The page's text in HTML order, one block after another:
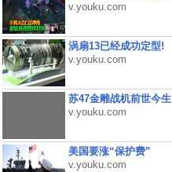
v.youku.com
涡扇13已经成功定型!
v.youku.com
苏47金雕战机前世今生
v.youku.com
美国要涨“保护费”
v.youku.com